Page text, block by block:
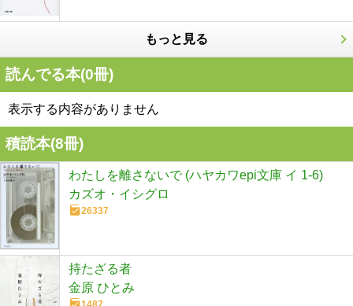
もっと見る
読んでる本(0冊)
表示する内容がありません
積読本(8冊)
わたしを離さないで (ハヤカワepi文庫 イ 1-6)
カズオ・イシグロ
26337
持たざる者
金原 ひとみ